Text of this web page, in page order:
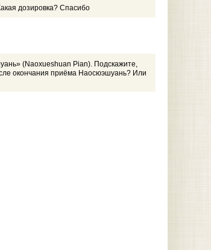
дозировка? Спасибо
(Naoxueshuan Pian). Подскажите,
окончания приёма Наосюэшуань? Или